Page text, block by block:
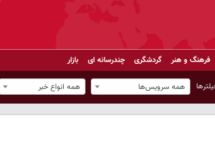
فرهنگ و هنر گردشگری چندرسانه ای بازار
همه سرویس‌ها همه انواع خبر